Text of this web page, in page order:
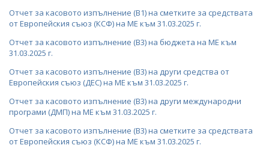
ЗАПОВЕДИ И АКТОВЕ
Отчет за касовото изпълнение (В1) на сметките за средствата
от Европейския съюз (КСФ) на МЕ към 31.03.2025 г.
Отчет за касовото изпълнение (В3) на бюджета на МЕ към
31.03.2025 г.
Отчет за касовото изпълнение (В3) на други средства от
Европейския съюз (ДЕС) на МЕ към 31.03.2025 г.
Отчет за касовото изпълнение (В3) на други международни
програми (ДМП) на МЕ към 31.03.2025 г.
Отчет за касовото изпълнение (В3) на сметките за средствата
от Европейския съюз (КСФ) на МЕ към 31.03.2025 г.